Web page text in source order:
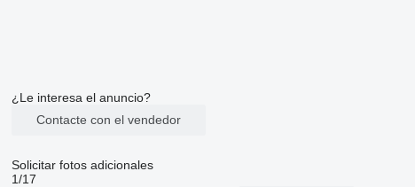
¿Le interesa el anuncio?
Contacte con el vendedor
Solicitar fotos adicionales
1/17